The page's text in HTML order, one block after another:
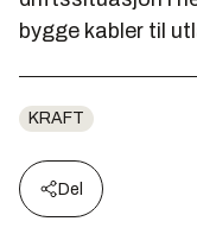
bygge kabler til
KRAFT
Del